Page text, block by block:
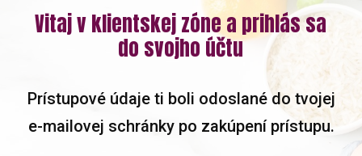
Vitaj v klientskej zóne a prihlás sa
do svojho účtu
Prístupové údaje ti boli odoslané do tvojej
e-mailovej schránky po zakúpení prístupu.